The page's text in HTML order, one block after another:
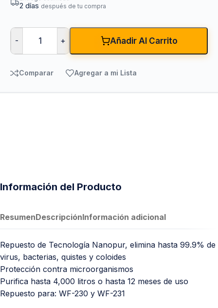
2 días después de tu compra
- + Añadir Al Carrito
Comparar Agregar a mi Lista
Información del Producto
ResumenDescripciónInformación adicional
Repuesto de Tecnología Nanopur, elimina hasta 99.9% de
virus, bacterias, quistes y coloides
Protección contra microorganismos
Purifica hasta 4,000 litros o hasta 12 meses de uso
Repuesto para: WF-230 y WF-231